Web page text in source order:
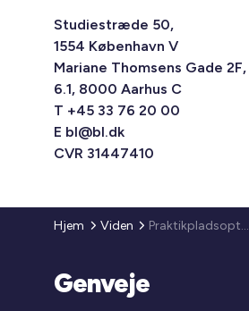
Studiestræde 50,
1554 København V
Mariane Thomsens Gade 2F,
6.1, 8000 Aarhus C
T +45 33 76 20 00
E bl@bl.dk
CVR 31447410
Hjem Viden Praktikpladsoptælling 2018: Hvor mange lærlinge er ansat på jeres byggesager?
Genveje